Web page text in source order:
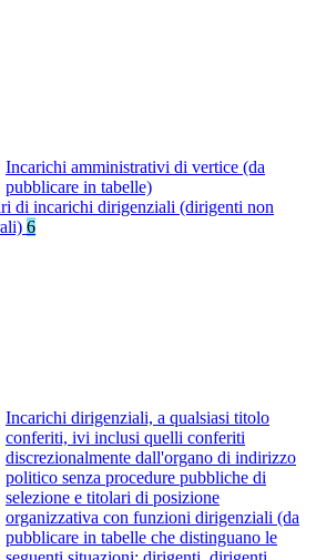
Incarichi amministrativi di vertice (da
pubblicare in tabelle)
di incarichi dirigenziali (dirigenti non
6
Incarichi dirigenziali, a qualsiasi titolo
conferiti, ivi inclusi quelli conferiti
discrezionalmente dall'organo di indirizzo
politico senza procedure pubbliche di
selezione e titolari di posizione
organizzativa con funzioni dirigenziali (da
pubblicare in tabelle che distinguano le